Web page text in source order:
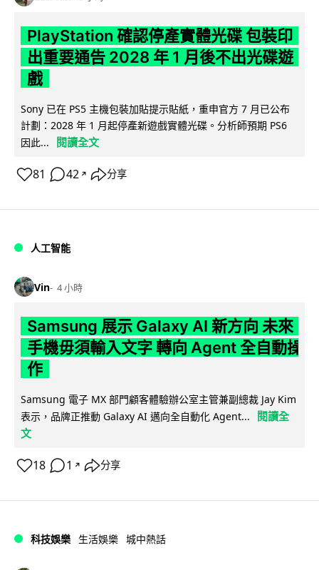
PlayStation 確認停產實體光碟 包裝印
出重要通告 2028 年 1 月後不出光碟遊
戲
Sony 已在 PS5 主機包裝加貼提示貼紙，重申官方 7 月已公布
計劃：2028 年 1 月起停產新遊戲實體光碟。分析師預期 PS6
因此...
閱讀全文
81 42 ↗ 分享
人工智能
Vin 4 小時
Samsung 展示 Galaxy AI 新方向 未來
手機毋須輸入文字 轉向 Agent 全自動操
作
Samsung 電子 MX 部門顧客體驗辦公室主管兼副總裁 Jay Kim
表示，品牌正推動 Galaxy AI 邁向全自動化 Agent...
閱讀全
文
18 1 ↗ 分享
科技娛樂 生活娛樂 城中熱話